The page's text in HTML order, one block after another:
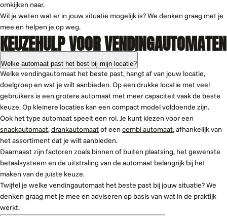
omkijken naar.
Wil je weten wat er in jouw situatie mogelijk is? We denken graag met je
mee en helpen je op weg.
KEUZEHULP VOOR VENDINGAUTOMATEN
Welke automaat past het best bij mijn locatie?
Welke vendingautomaat het beste past, hangt af van jouw locatie,
doelgroep en wat je wilt aanbieden. Op een drukke locatie met veel
gebruikers is een grotere automaat met meer capaciteit vaak de beste
keuze. Op kleinere locaties kan een compact model voldoende zijn.
Ook het type automaat speelt een rol. Je kunt kiezen voor een
snackautomaat,drankautomaatof een combi automaat, afhankelijk van
het assortiment dat je wilt aanbieden.
Daarnaast zijn factoren zoals binnen of buiten plaatsing, het gewenste
betaalsysteem en de uitstraling van de automaat belangrijk bij het
maken van de juiste keuze.
Twijfel je welke vendingautomaat het beste past bij jouw situatie? We
denken graag met je mee en adviseren op basis van wat in de praktijk
werkt.